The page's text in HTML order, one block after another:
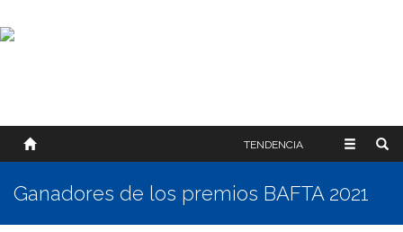
SOBRE NOSOTROS
TENDENCIA
Ganadores de los premios BAFTA 2021